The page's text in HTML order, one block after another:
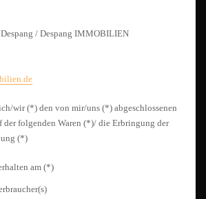
/ Despang IMMOBILIEN
wir (*) den von mir/uns (*) abgeschlossenen
der folgenden Waren (*)/ die Erbringung der
(*)
am (*)